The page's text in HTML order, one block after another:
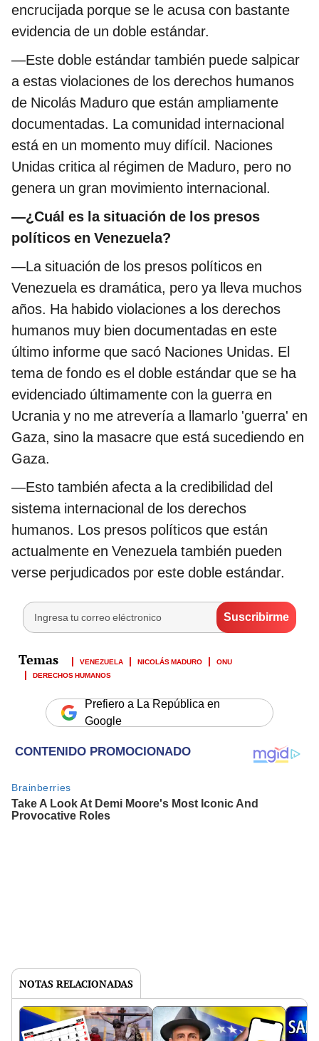
encrucijada porque se le acusa con bastante
evidencia de un doble estándar.
—Este doble estándar también puede salpicar
a estas violaciones de los derechos humanos
de Nicolás Maduro que están ampliamente
documentadas. La comunidad internacional
está en un momento muy difícil. Naciones
Unidas critica al régimen de Maduro, pero no
genera un gran movimiento internacional.
—¿Cuál es la situación de los presos
políticos en Venezuela?
—La situación de los presos políticos en
Venezuela es dramática, pero ya lleva muchos
años. Ha habido violaciones a los derechos
humanos muy bien documentadas en este
último informe que sacó Naciones Unidas. El
tema de fondo es el doble estándar que se ha
evidenciado últimamente con la guerra en
Ucrania y no me atrevería a llamarlo 'guerra' en
Gaza, sino la masacre que está sucediendo en
Gaza.
—Esto también afecta a la credibilidad del
sistema internacional de los derechos
humanos. Los presos políticos que están
actualmente en Venezuela también pueden
verse perjudicados por este doble estándar.
VENEZUELA NICOLÁS MADURO
ONU
DERECHOS HUMANOS
Prefiero a La República en
Google
NOTAS RELACIONADAS